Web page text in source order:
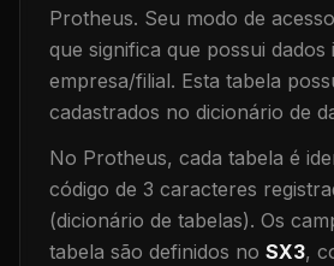
Protheus. Seu modo de
que significa que possui dados
empresa/filial. Esta tabela
cadastrados no dicionário de
No Protheus, cada tabela é
código de 3 caracteres
(dicionário de tabelas). Os
tabela são definidos no SX3,